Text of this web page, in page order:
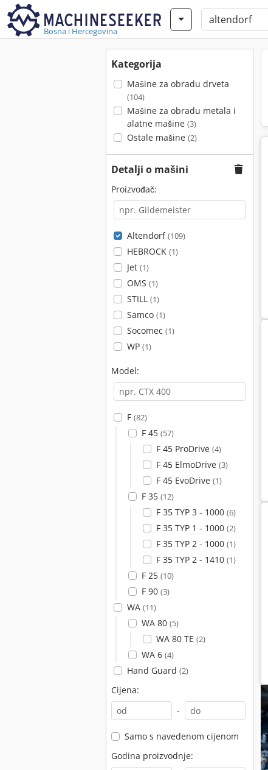
Bosna i Hercegovina
Kategorija
Mašine za obradu drveta
(104)
Mašine za obradu metala i
alatne mašine (3)
Ostale mašine (2)
Detalji o mašini
Proizvođač:
Altendorf(109)
HEBROCK (1)
Jet (1)
OMS (1)
STILL (1)
Samco (1)
Socomec (1)
WP (1)
Model:
F (82)
F 45 (57)
F 45 ProDrive (4)
F 45 ElmoDrive (3)
F 45 EvoDrive (1)
F 35 (12)
F 35 TYP 3 - 1000 (6)
F 35 TYP 1 - 1000 (2)
F 35 TYP 2 - 1000 (1)
F 35 TYP 2 - 1410 (1)
F 25 (10)
F 90 (3)
WA (11)
WA 80 (5)
WA 80 TE (2)
WA 6 (4)
Hand Guard (2)
Cijena:
-
Samo s navedenom cijenom
Godina proizvodnje: